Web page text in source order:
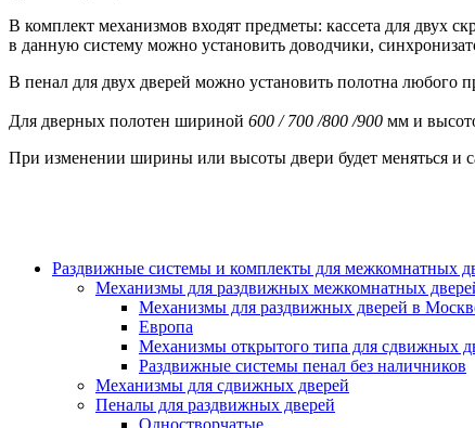
В комплект механизмов входят предметы: кассета для
в данную систему можно установить доводчики,
В пенал для двух дверей можно установить полотна любого
Для дверных полотен шириной 600 / 700 /800 /900 мм и
При изменении ширины или высоты двери будет меняться и
Раздвижные системы и комплекты для межкомнатных
Механизмы для раздвижных межкомнатных
Механизмы для раздвижных дверей в
Европа
Механизмы открытого типа для сдвижных
Раздвижные системы пенал без наличников
Механизмы для сдвижных дверей
Пеналы для раздвижных дверей